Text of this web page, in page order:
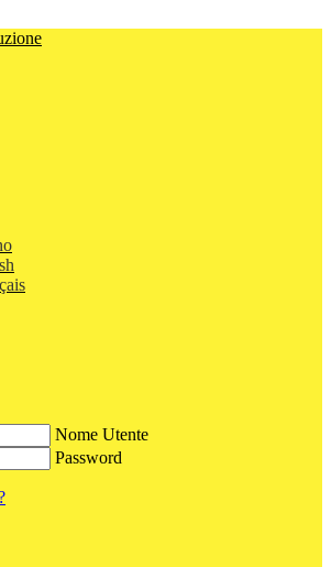
Nome Utente
Password